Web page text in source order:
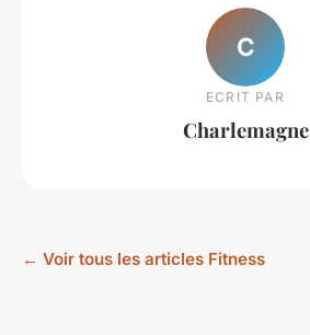
C
ECRIT PAR
Charlemagne
← Voir tous les articles Fitness